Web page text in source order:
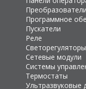
Преобразователи
Программное
Пускатели
Реле
Светорегуляторы
Сетевые модули
Системы
Термостаты
Ультразвуковые